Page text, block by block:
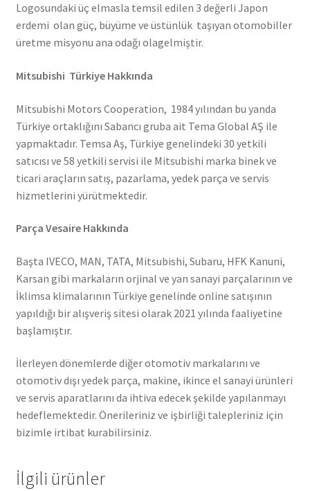
Logosundaki üç elmasla temsil edilen 3 değerli Japon
erdemi olan güç, büyüme ve üstünlük taşıyan otomobiller
üretme misyonu ana odağı olagelmiştir.
Mitsubishi Türkiye Hakkında
Mitsubishi Motors Cooperation, 1984 yılından bu yanda
Türkiye ortaklığını Sabancı gruba ait Tema Global AŞ ile
yapmaktadır. Temsa Aş, Türkiye genelindeki 30 yetkili
satıcısı ve 58 yetkili servisi ile Mitsubishi marka binek ve
ticari araçların satış, pazarlama, yedek parça ve servis
hizmetlerini yürütmektedir.
Parça Vesaire Hakkında
Başta IVECO, MAN, TATA, Mitsubishi, Subaru, HFK Kanuni,
Karsan gibi markaların orjinal ve yan sanayi parçalarının ve
İklimsa klimalarının Türkiye genelinde online satışının
yapıldığı bir alışveriş sitesi olarak 2021 yılında faaliyetine
başlamıştır.
İlerleyen dönemlerde diğer otomotiv markalarını ve
otomotiv dışı yedek parça, makine, ikince el sanayi ürünleri
ve servis aparatlarını da ihtiva edecek şekilde yapılanmayı
hedeflemektedir. Önerileriniz ve işbirliği talepleriniz için
bizimle irtibat kurabilirsiniz.
İlgili ürünler